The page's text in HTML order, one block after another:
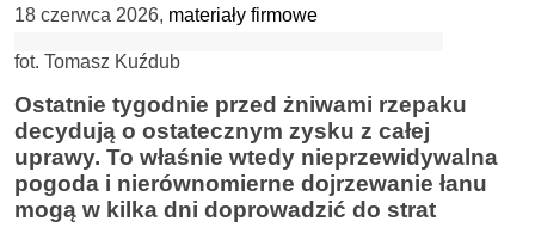
18 czerwca 2026, materiały firmowe
fot. Tomasz Kuźdub
Ostatnie tygodnie przed żniwami rzepaku
decydują o ostatecznym zysku z całej
uprawy. To właśnie wtedy nieprzewidywalna
pogoda i nierównomierne dojrzewanie łanu
mogą w kilka dni doprowadzić do strat